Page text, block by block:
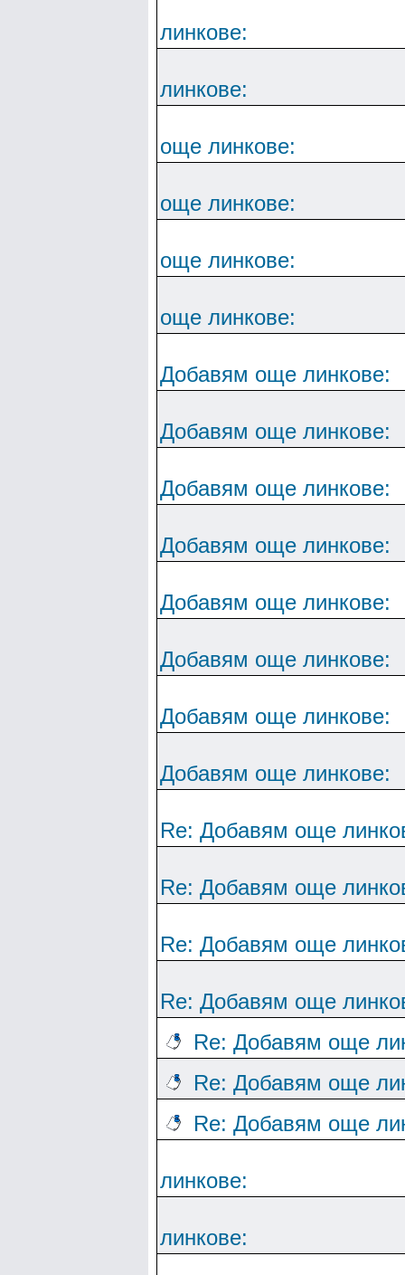
линкове:
линкове:
още линкове:
още линкове:
още линкове:
още линкове:
Добавям още линкове:
Добавям още линкове:
Добавям още линкове:
Добавям още линкове:
Добавям още линкове:
Добавям още линкове:
Добавям още линкове:
Добавям още линкове:
Re: Добавям още
Re: Добавям още
Re: Добавям още
Re: Добавям още
Re: Добавям още
Re: Добавям още
Re: Добавям още
линкове:
линкове: